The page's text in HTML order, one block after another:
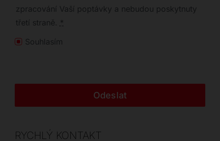
zpracování Vaší poptávky a nebudou poskytnuty
třetí straně. *
Souhlasím
Odeslat
RYCHLÝ KONTAKT